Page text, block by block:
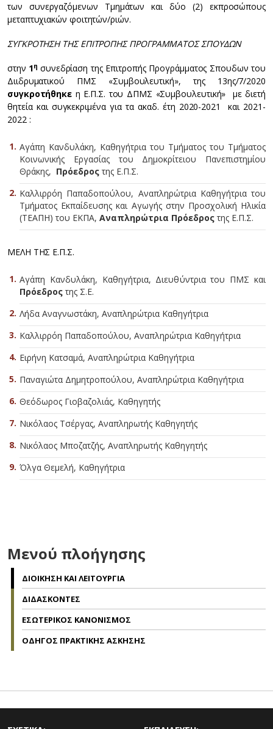
των συνεργαζόμενων Τμημάτων και δύο (2) εκπροσώπους
μεταπτυχιακών φοιτητών/ριών.
ΣΥΓΚΡΟΤΗΣΗ ΤΗΣ ΕΠΙΤΡΟΠΗΣ ΠΡΟΓΡΑΜΜΑΤΟΣ ΣΠΟΥΔΩΝ
στην 1η συνεδρίαση της Επιτροπής Προγράμματος Σπουδων του
Διιδρυματικού ΠΜΣ «Συμβουλευτική», της 13ης/7/2020
συγκροτήθηκε η Ε.Π.Σ. του ΔΠΜΣ «Συμβουλευτική»
με διετή
θητεία και συγκεκριμένα για τα ακαδ. έτη 2020-2021 και 2021-
2022 :
Αγάπη Κανδυλάκη, Καθηγήτρια του Τμήματος του Τμήματος
Κοινωνικής Εργασίας του Δημοκρίτειου Πανεπιστημίου
Θράκης, Πρόεδρος της Ε.Π.Σ.
Καλλιρρόη Παπαδοπούλου, Αναπληρώτρια Καθηγήτρια του
Τμήματος Εκπαίδευσης και Αγωγής στην Προσχολική Ηλικία
(ΤΕΑΠΗ) του ΕΚΠΑ, Αναπληρώτρια Πρόεδρος της Ε.Π.Σ.
ΜΕΛΗ ΤΗΣ Ε.Π.Σ.
Αγάπη Κανδυλάκη, Καθηγήτρια, Διευθύντρια του ΠΜΣ και
Πρόεδρος της Σ.Ε.
Λήδα Αναγνωστάκη, Αναπληρώτρια Καθηγήτρια
Καλλιρρόη Παπαδοπούλου, Αναπληρώτρια Καθηγήτρια
Ειρήνη Κατσαμά, Αναπληρώτρια Καθηγήτρια
Παναγιώτα Δημητροπούλου, Αναπληρώτρια Καθηγήτρια
Θεόδωρος Γιοβαζολιάς, Καθηγητής
Νικόλαος Τσέργας, Αναπληρωτής Καθηγητής
Νικόλαος Μποζατζής, Αναπληρωτής Καθηγητής
Όλγα Θεμελή, Καθηγήτρια
Μενού πλοήγησης
ΔΙΟΙΚΗΣΗ ΚΑΙ ΛΕΙΤΟΥΡΓΙΑ
ΔΙΔΑΣΚΟΝΤΕΣ
ΕΣΩΤΕΡΙΚΟΣ ΚΑΝΟΝΙΣΜΟΣ
ΟΔΗΓΟΣ ΠΡΑΚΤΙΚΗΣ ΑΣΚΗΣΗΣ